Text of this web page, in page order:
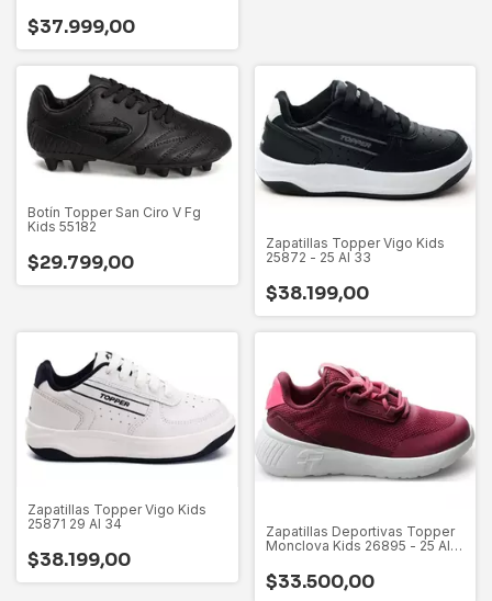
$37.999,00
Botín Topper San Ciro V Fg
Kids 55182
$29.799,00
Zapatillas Topper Vigo Kids
25872 - 25 Al 33
$38.199,00
Zapatillas Topper Vigo Kids
25871 29 Al 34
$38.199,00
Zapatillas Deportivas Topper
Monclova Kids 26895 - 25 Al
$33.500,00